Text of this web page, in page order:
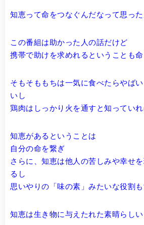
知恵って命をつなぐんだなって思った
この番組は助かった人の話だけど
携帯で助けを求めれるということも
そもそももちは一気に食べたらやば
いし
鶏肉はしっかり火を通すと知っていれ
知恵があるということは
自分の命を繋ぎ
さらに、知恵は他人の苦しみや幸せ
るし
思いやりの「味の素」みたいな役割も
知恵は生き物に与えたれた素晴らしい